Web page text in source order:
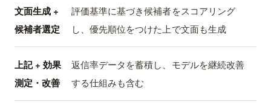
文面生成 +
候補者選定
評価基準に基づき候補者をスコアリング
し、優先順位をつけた上で文面も生成
上記 + 効果
測定・改善
返信率データを蓄積し、モデルを継続改善
する仕組みも含む